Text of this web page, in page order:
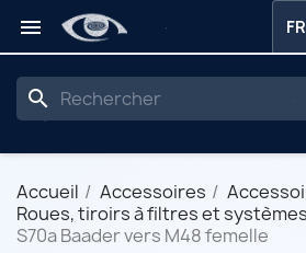
 FR
search
Accueil Accessoires
Roues, tiroirs à filtres et
S70a Baader vers M48 femelle